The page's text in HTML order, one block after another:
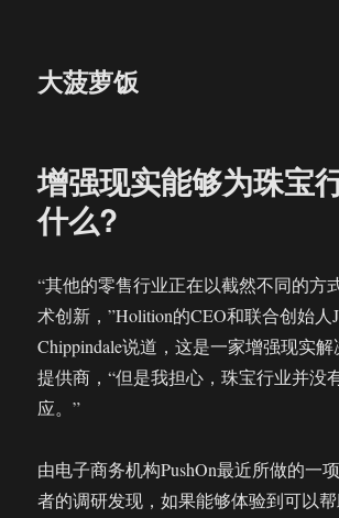
大菠萝饭
增强现实能够为珠宝
什么?
“其他的零售行业正在以截然不同的方
术创新，”Holition的CEO和联合创始人
Chippindale说道，这是一家增强现实
提供商，“但是我担心，珠宝行业并没
应。”
由电子商务机构PushOn最近所做的一
者的调研发现，如果能够体验到可以